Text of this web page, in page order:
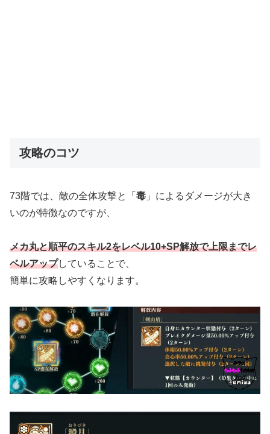
攻略のコツ
73階では、敵の全体攻撃と「 毒 」によるダメージが大き
いのが特徴なのですが、
メカ丸と順平のスキル2をレベル10+SP解放で上限までレ
ベルアップしていることで、
簡単に攻略しやすくなります。